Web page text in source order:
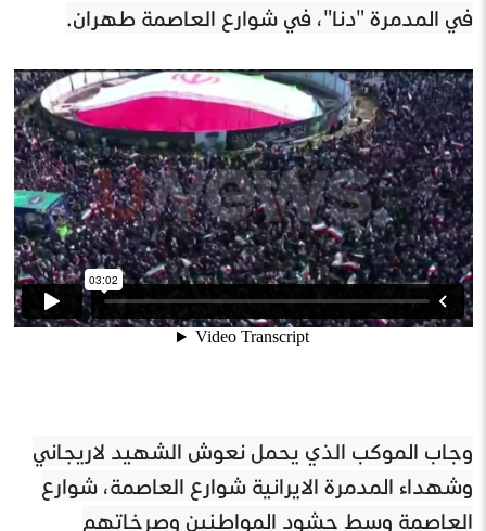
في المدمرة "دنا"، في شوارع العاصمة طهران.
وجاب الموكب الذي يحمل نعوش الشهيد لاريجاني
وشهداء المدمرة الايرانية شوارع العاصمة، شوارع
العاصمة وسط حشود المواطنين وصرخاتهم